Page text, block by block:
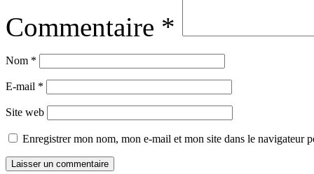
Commentaire *
Nom *
E-mail *
Site web
Enregistrer mon nom, mon e-mail et mon site dans le navigateur